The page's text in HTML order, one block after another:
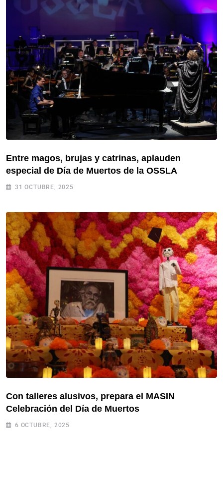
Entre magos, brujas y catrinas, aplauden
especial de Día de Muertos de la OSSLA
31 OCTUBRE, 2025
Con talleres alusivos, prepara el MASIN
Celebración del Día de Muertos
6 OCTUBRE, 2025